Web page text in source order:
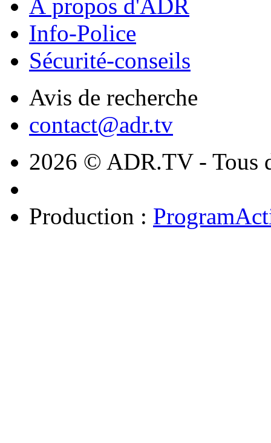
À propos d'ADR
Info-Police
Sécurité-conseils
Avis de recherche
contact@adr.tv
2026 © ADR.TV - Tous
Production :